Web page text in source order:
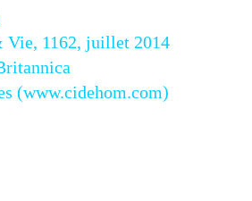
Vie, 1162, juillet 2014
(www.cidehom.com)